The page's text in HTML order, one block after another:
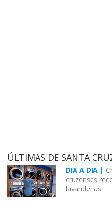
ÚLTIMAS DE SANTA
DIA A DIA |
cruzenses
lavanderias